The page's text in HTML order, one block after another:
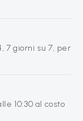
7 giorni su 7, per
10:30 al costo